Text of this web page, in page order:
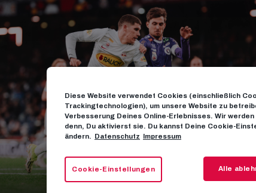
Diese Website verwendet Cookies (einschließlich
Trackingtechnologien), um unsere Website zu
Verbesserung Deines Online-Erlebnisses. Wir
denn, Du aktivierst sie. Du kannst Deine Cookie-
ändern. Datenschutz Impressum
Cookie-Einstellungen Alle